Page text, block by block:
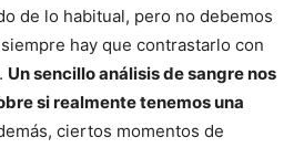
de lo habitual, pero no debemos
hay que contrastarlo con
Un sencillo análisis de sangre nos
si realmente tenemos una
ciertos momentos de